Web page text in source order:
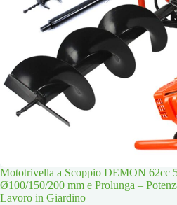
Mototrivella a Scoppio DEMON 62cc
Ø100/150/200 mm e Prolunga –
Lavoro in Giardino